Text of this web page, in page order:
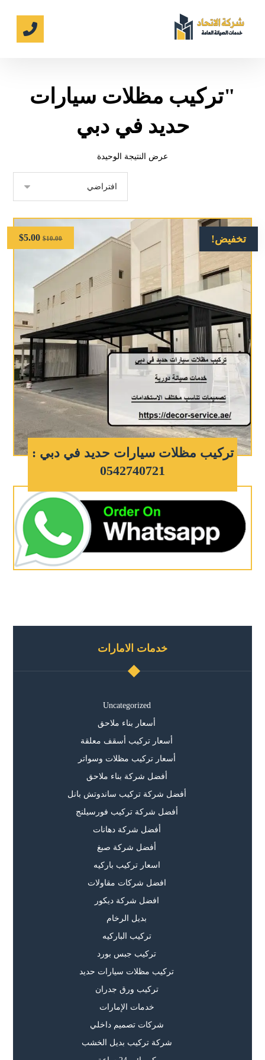
"تركيب مظلات سيارات
حديد في دبي
عرض النتيجة الوحيدة
تخفيض!
تركيب مظلات سيارات حديد في دبي :
0542740721
$10.00
$5.00
خدمات الامارات
Uncategorized
أسعار بناء ملاحق
أسعار تركيب أسقف معلقة
أسعار تركيب مظلات وسواتر
أفضل شركة بناء ملاحق
أفضل شركة تركيب ساندوتش بانل
أفضل شركة تركيب فورسيلنج
أفضل شركة دهانات
أفضل شركة صبغ
اسعار تركيب باركيه
افضل شركات مقاولات
افضل شركة ديكور
بديل الرخام
تركيب الباركيه
تركيب جبس بورد
تركيب مظلات سيارات حديد
تركيب ورق جدران
خدمات الإمارات
شركات تصميم داخلي
شركة تركيب بديل الخشب